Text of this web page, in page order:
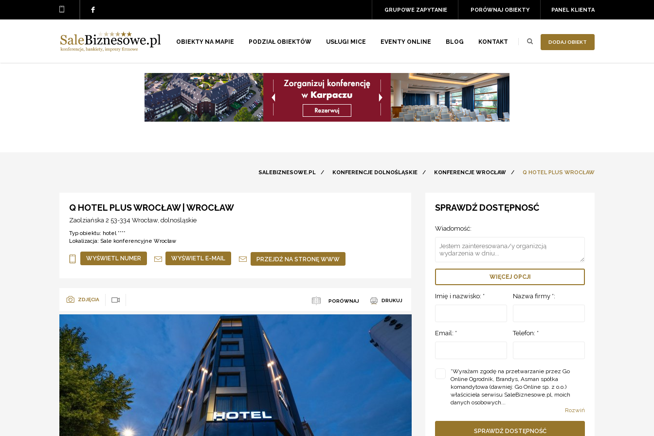
PANEL KLIENTA
PORÓWNAJ OBIEKTY
GRUPOWE ZAPYTANIE
DODAJ OBIEKT
OBIEKTY NA MAPIE PODZIAŁ OBIEKTÓW USŁUGI MICE EVENTY ONLINE BLOG KONTAKT
SALEBIZNESOWE.PL / KONFERENCJE DOLNOŚLĄSKIE / KONFERENCJE WROCŁAW / Q HOTEL PLUS WROCŁAW
Q HOTEL PLUS WROCŁAW | WROCŁAW
Zaolziańska 2 53-334 Wrocław, dolnośląskie
Typ obiektu: hotel ****
Lokalizacja: Sale konferencyjne Wrocław
WYŚWIETL NUMER WYŚWIETL E-MAIL PRZEJDŹ NA STRONĘ WWW
ZDJĘCIA PORÓWNAJ DRUKUJ
SPRAWDŹ DOSTĘPNOSĆ
Wiadomość:
WIĘCEJ OPCJI
Imię i nazwisko: * Nazwa firmy *:
Email: * Telefon: *
*Wyrażam zgodę na przetwarzanie przez Go
Online Ogrodnik, Brandys, Asman spółka
komandytowa (dawniej: Go Online sp. z o.o.)
właściciela serwisu SaleBiznesowe.pl, moich
danych osobowych...
Rozwiń
SPRAWDŹ DOSTĘPNOŚĆ